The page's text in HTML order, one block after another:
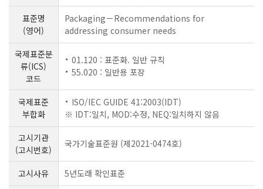
표준명
(영어)
Packaging－Recommendations for
addressing consumer needs
국제표준분
류(ICS)
코드
01.120 : 표준화. 일반 규칙
55.020 : 일반용 포장
국제표준
부합화
ISO/IEC GUIDE 41:2003(IDT)
※ IDT:일치, MOD:수정, NEQ:일치하지 않음
고시기관
(고시번호)
국가기술표준원 (제2021-0474호)
고시사유 5년도래 확인표준